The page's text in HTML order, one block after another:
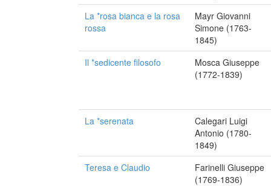
La *rosa bianca e la rosa
rossa
Mayr Giovanni
Simone (1763-
1845)
Il *sedicente filosofo
Mosca Giuseppe
(1772-1839)
La *serenata
Calegari Luigi
Antonio (1780-
1849)
Teresa e Claudio
Farinelli Giuseppe
(1769-1836)